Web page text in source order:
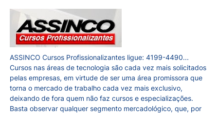
ASSINCO Cursos Profissionalizantes ligue: 4199-4490...
Cursos nas áreas de tecnologia são cada vez mais solicitados
pelas empresas, em virtude de ser uma área promissora que
torna o mercado de trabalho cada vez mais exclusivo,
deixando de fora quem não faz cursos e especializações.
Basta observar qualquer segmento mercadológico, que, por